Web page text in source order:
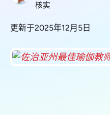
核实
更新于2025年12月5日